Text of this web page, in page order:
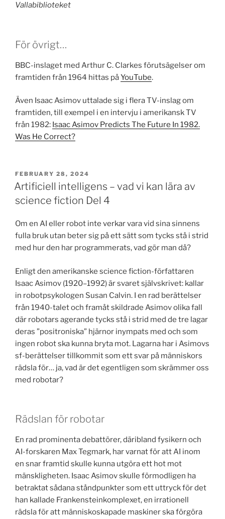
Vallabiblioteket
För övrigt…
BBC-inslaget med Arthur C. Clarkes förutsägelser om
framtiden från 1964 hittas påYouTube.
Även Isaac Asimov uttalade sig i flera TV-inslag om
framtiden, till exempel i en intervju i amerikansk TV
från 1982: Isaac Asimov Predicts The Future In 1982.
Was He Correct?
POSTED
ON
FEBRUARY 28, 2024
Artificiell intelligens – vad vi kan lära av
science fiction Del 4
Om en AI eller robot inte verkar vara vid sina sinnens
fulla bruk utan beter sig på ett sätt som tycks stå i strid
med hur den har programmerats, vad gör man då?
Enligt den amerikanske science fiction-författaren
Isaac Asimov (1920–1992) är svaret självskrivet: kallar
in robotpsykologen Susan Calvin. I en rad berättelser
från 1940-talet och framåt skildrade Asimov olika fall
där robotars agerande tycks stå i strid med de tre lagar
deras ”positroniska” hjärnor inympats med och som
ingen robot ska kunna bryta mot. Lagarna har i Asimovs
sf-berättelser tillkommit som ett svar på människors
rädsla för… ja, vad är det egentligen som skrämmer oss
med robotar?
Rädslan för robotar
En rad prominenta debattörer, däribland fysikern och
AI-forskaren Max Tegmark, har varnat för att AI inom
en snar framtid skulle kunna utgöra ett hot mot
mänskligheten. Isaac Asimov skulle förmodligen ha
betraktat sådana ståndpunkter som ett uttryck för det
han kallade Frankensteinkomplexet, en irrationell
rädsla för att människoskapade maskiner ska förgöra